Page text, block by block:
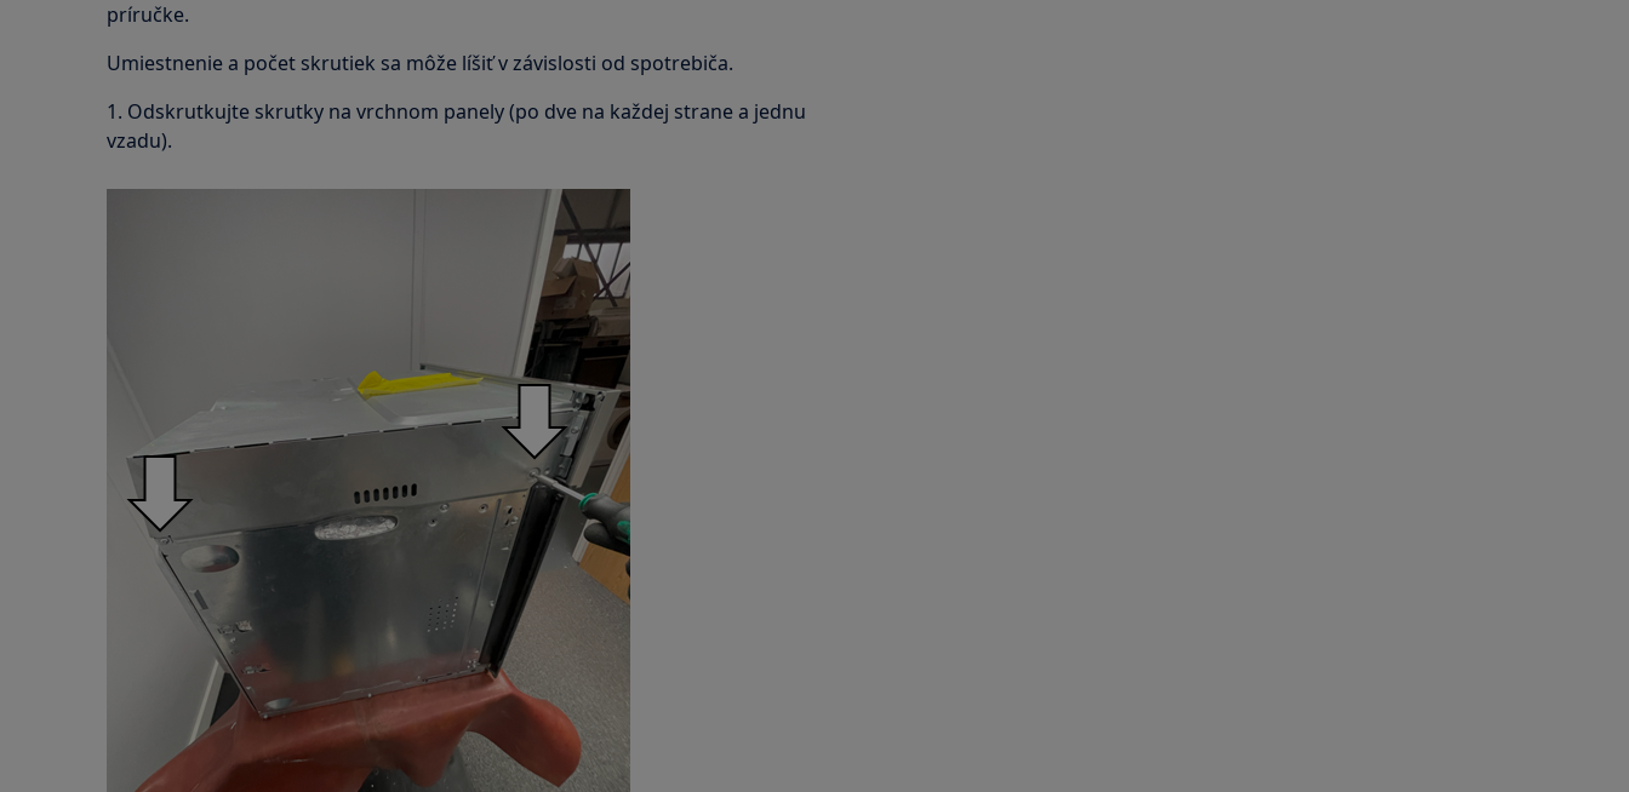
príručke.
Umiestnenie a počet skrutiek sa môže líšiť v závislosti od spotrebiča.
1. Odskrutkujte skrutky na vrchnom panely (po dve na každej strane a jednu
vzadu).